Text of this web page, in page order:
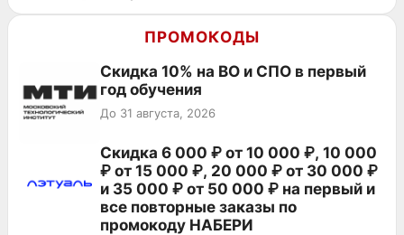
ПРОМОКОДЫ
Скидка 10% на ВО и СПО в первый
год обучения
До 31 августа, 2026
Скидка 6 000 ₽ от 10 000 ₽, 10 000
₽ от 15 000 ₽, 20 000 ₽ от 30 000 ₽
и 35 000 ₽ от 50 000 ₽ на первый и
все повторные заказы по
промокоду НАБЕРИ